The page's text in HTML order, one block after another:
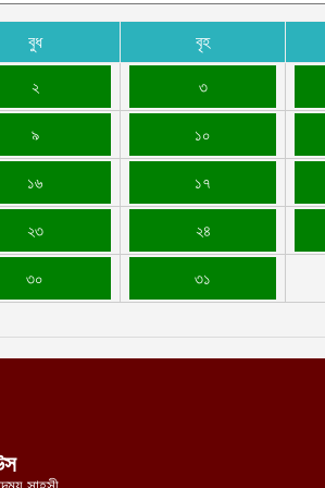
বুধ বৃহ
২ ৩
৯ ১০
১৬ ১৭
২৩ ২৪
৩০ ৩১